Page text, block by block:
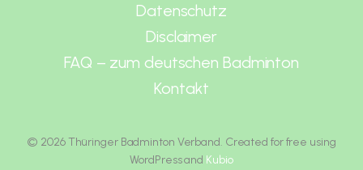
Datenschutz
Disclaimer
FAQ – zum deutschen Badminton
Kontakt
© 2026 Thüringer Badminton Verband. Created for free using
WordPress and Kubio